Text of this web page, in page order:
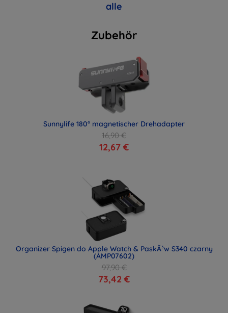
alle
Zubehör
Sunnylife 180° magnetischer Drehadapter
16,90 €
12,67 €
Organizer Spigen do Apple Watch & PaskÃ³w S340 czarny
(AMP07602)
97,90 €
73,42 €